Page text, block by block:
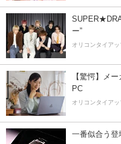
ー”
オリコンタイア
【驚愕】メ
PC
オリコンタイア
一番似合う